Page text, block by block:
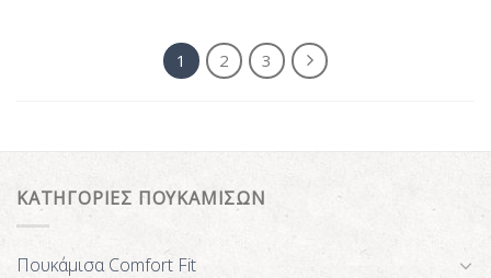
1 2 3
ΚΑΤΗΓΟΡΙΕΣ ΠΟΥΚΑΜΙΣΩΝ
Πουκάμισα Comfort Fit